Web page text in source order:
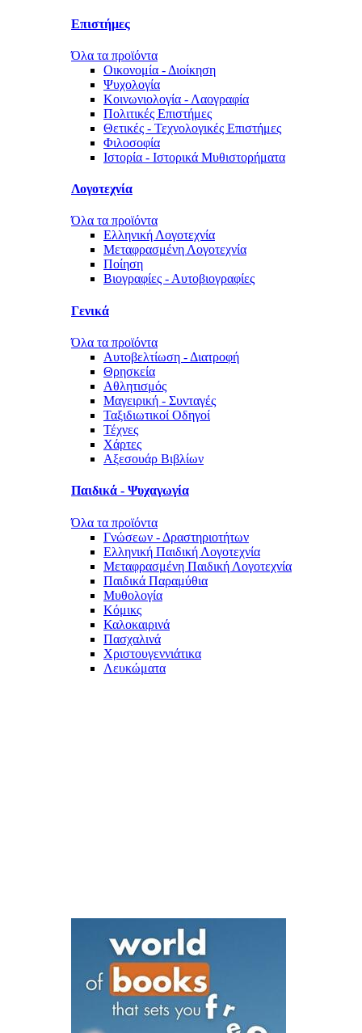
Επιστήμες
Όλα τα προϊόντα
Οικονομία - Διοίκηση
Ψυχολογία
Κοινωνιολογία - Λαογραφία
Πολιτικές Eπιστήμες
Θετικές - Τεχνολογικές Επιστήμες
Φιλοσοφία
Ιστορία - Ιστορικά Μυθιστορήματα
Λογοτεχνία
Όλα τα προϊόντα
Ελληνική Λογοτεχνία
Μεταφρασμένη Λογοτεχνία
Ποίηση
Βιογραφίες - Αυτοβιογραφίες
Γενικά
Όλα τα προϊόντα
Αυτοβελτίωση - Διατροφή
Θρησκεία
Αθλητισμός
Μαγειρική - Συνταγές
Ταξιδιωτικοί Οδηγοί
Τέχνες
Χάρτες
Αξεσουάρ Βιβλίων
Παιδικά - Ψυχαγωγία
Όλα τα προϊόντα
Γνώσεων - Δραστηριοτήτων
Ελληνική Παιδική Λογοτεχνία
Μεταφρασμένη Παιδική Λογοτεχνία
Παιδικά Παραμύθια
Μυθολογία
Κόμικς
Καλοκαιρινά
Πασχαλινά
Χριστουγεννιάτικα
Λευκώματα